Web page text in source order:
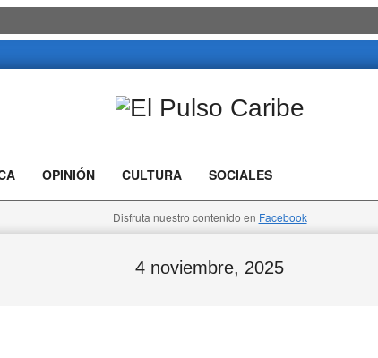
Caribe
OPINIÓN CULTURA SOCIALES
Disfruta nuestro contenido en Facebook
4 noviembre, 2025